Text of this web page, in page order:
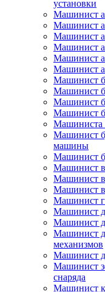
установки
Машинист
Машинист
Машинист
Машинист
Машинист
Машинист
Машинист
Машинист
Машинист
Машинист
Машиниста
Машинист
машины
Машинист
Машинист
Машинист
Машинист
Машинист
Машинист
Машинист
Машинист
механизмов
Машинист
Машинист
снаряда
Машинист